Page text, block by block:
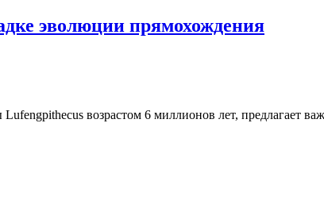
эволюции прямохождения
возрастом 6 миллионов лет, предлагает